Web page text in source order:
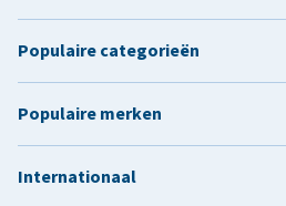
Populaire categorieën
Populaire merken
Internationaal